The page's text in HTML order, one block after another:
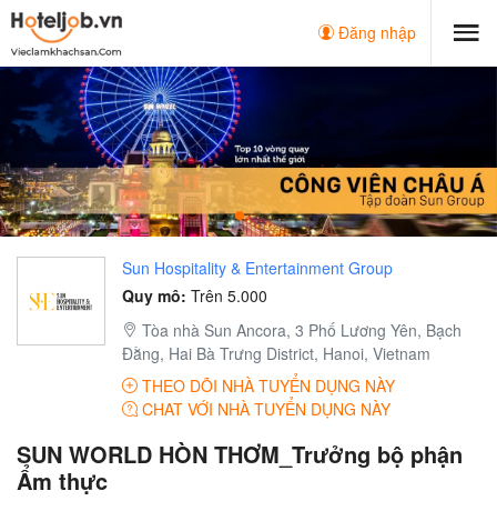
Đăng nhập
Sun Hospitality & Entertainment Group
Quy mô: Trên 5.000
Tòa nhà Sun Ancora, 3 Phố Lương Yên, Bạch
Đằng, Hai Bà Trưng District, Hanoi, Vietnam
THEO DÕI NHÀ TUYỂN DỤNG NÀY
CHAT VỚI NHÀ TUYỂN DỤNG NÀY
SUN WORLD HÒN THƠM_Trưởng bộ phận
Ẩm thực